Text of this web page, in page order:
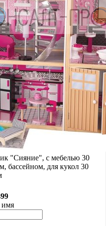
"Сияние", с мебелью 30
бассейном, для кукол 30